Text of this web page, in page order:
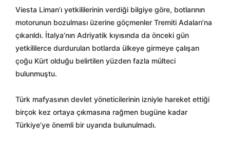
Viesta Liman’ı yetkililerinin verdiği bilgiye göre, botlarının
motorunun bozulması üzerine göçmenler Tremiti Adaları’na
çıkarıldı. İtalya’nın Adriyatik kıyısında da önceki gün
yetkililerce durdurulan botlarda ülkeye girmeye çalışan
çoğu Kürt olduğu belirtilen yüzden fazla mülteci
bulunmuştu.
Türk mafyasının devlet yöneticilerinin izniyle hareket ettiği
birçok kez ortaya çıkmasına rağmen bugüne kadar
Türkiye’ye önemli bir uyarıda bulunulmadı.